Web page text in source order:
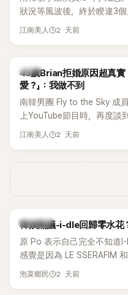
狀況等風波後，終於睽違3
張近況照，讓大批粉絲又驚
江南美人 2 天前
韓星
45歲Brian拒婚原因超真實
愛？」：我做不到
南韓男團 Fly to the Sky 成
上YouTube節目時，再度談
另一半的口臭、便便臭都要
江南美人 2 天前
熱議討論
韓娛熱議-i-dle回歸零水花
原 Po 表示自己完全不知道
感覺是因為 LE SSERAFIM
泡菜鄉民 2 天前